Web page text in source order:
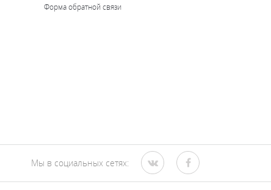
Форма обратной связи
Мы в социальных сетях: